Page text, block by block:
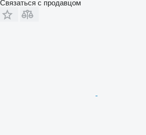
Связаться с продавцом